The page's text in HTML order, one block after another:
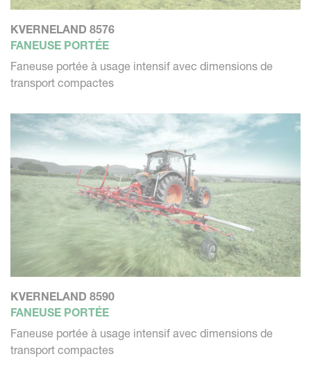
KVERNELAND 8576
FANEUSE PORTÉE
Faneuse portée à usage intensif avec dimensions de
transport compactes
KVERNELAND 8590
FANEUSE PORTÉE
Faneuse portée à usage intensif avec dimensions de
transport compactes